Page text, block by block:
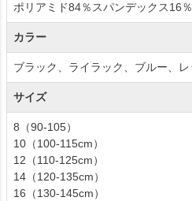
ポリアミド84％スパンデックス16％
カラー
ブラック、ライラック、ブルー、
サイズ
8（90-105）
10（100-115cm）
12（110-125cm）
14（120-135cm）
16（130-145cm）